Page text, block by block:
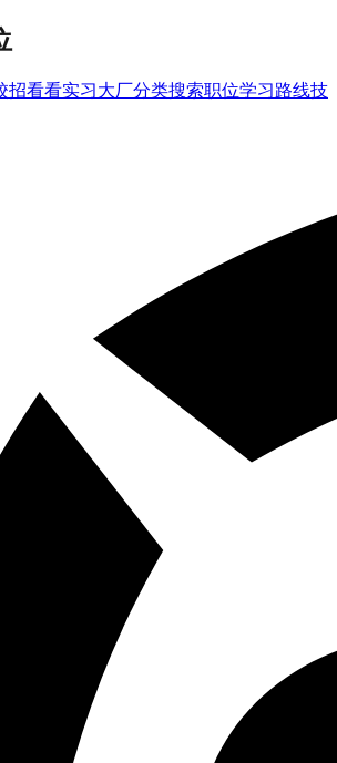
招看看实习大厂分类搜索职位学习路线技